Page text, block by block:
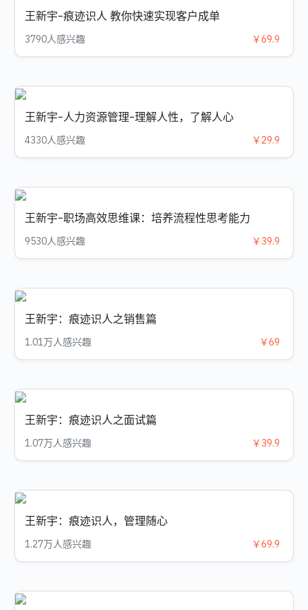
王新宇-痕迹识人 教你快速实现客户成单
3790人感兴趣 ￥69.9
王新宇-人力资源管理-理解人性，了解人心
4330人感兴趣 ￥29.9
王新宇-职场高效思维课：培养流程性思考能力
9530人感兴趣 ￥39.9
王新宇：痕迹识人之销售篇
1.01万人感兴趣 ￥69
王新宇：痕迹识人之面试篇
1.07万人感兴趣 ￥39.9
王新宇：痕迹识人，管理随心
1.27万人感兴趣 ￥69.9